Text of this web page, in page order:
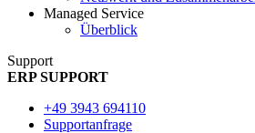
Managed Service
Überblick
Support
ERP SUPPORT
+49 3943 694110
Supportanfrage